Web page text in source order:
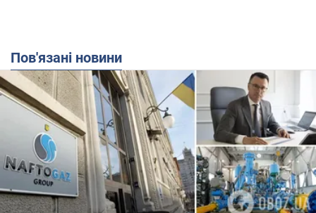
Пов'язані новини